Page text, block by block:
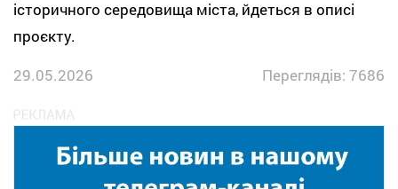
історичного середовища міста, йдеться в описі
проєкту.
29.05.2026
Переглядів: 7686